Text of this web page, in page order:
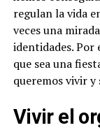
regulan la vida
veces una
identidades. Por
que sea una
queremos vivir y
Vivir el